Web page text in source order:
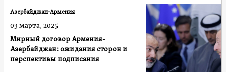
Мирный договор Армения-
Азербайджан: ожидания сторон и
перспективы подписания
Азербайджан-Армения
03 марта, 2025